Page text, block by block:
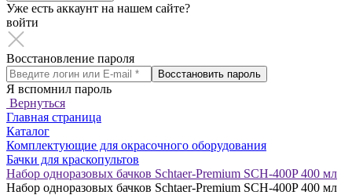
Уже есть аккаунт на нашем сайте?
войти
Восстановление пароля
Восстановить пароль
Я вспомнил пароль
Вернуться
Главная страница
Каталог
Комплектующие для окрасочного оборудования
Бачки для краскопультов
Набор одноразовых бачков Schtaer-Premium SCH-400P 400 мл
Набор одноразовых бачков Schtaer-Premium SCH-400P 400 мл